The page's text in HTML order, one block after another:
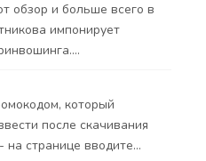
обзор и больше всего в
импонирует
который
после скачивания
странице вводите...